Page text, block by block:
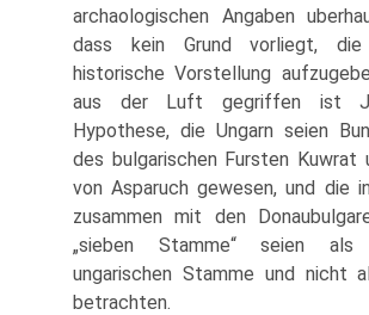
archaologischen Angaben
dass kein Grund vorliegt, die
historische Vorstellung
aus der Luft gegriffen ist J.
Hypothese, die Ungarn seien
des bulgarischen Fursten Kuwrat
von Asparuch gewesen, und die
zusammen mit den
„sieben Stamme“ seien
ungarischen Stamme und nicht
betrachten.